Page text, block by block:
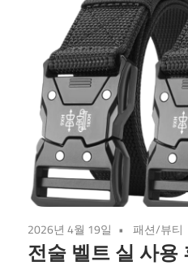
2026년 4월 19일 패션/뷰티
전술 벨트 실 사용